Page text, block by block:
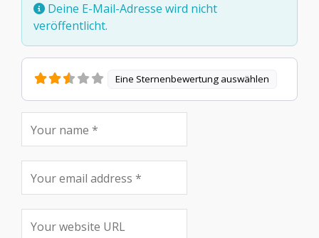
Deine E-Mail-Adresse wird nicht
veröffentlicht.
Eine Sternenbewertung auswählen